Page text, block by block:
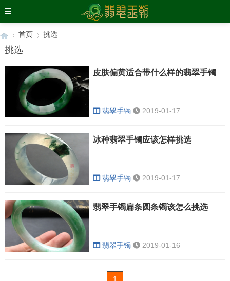
首页
›
挑选
挑选
皮肤偏黄适合带什么样的翡翠手镯
翡翠手镯 2019-01-17
冰种翡翠手镯应该怎样挑选
翡翠手镯 2019-01-17
翡翠手镯扁条圆条镯该怎么挑选
翡翠手镯 2019-01-16
1